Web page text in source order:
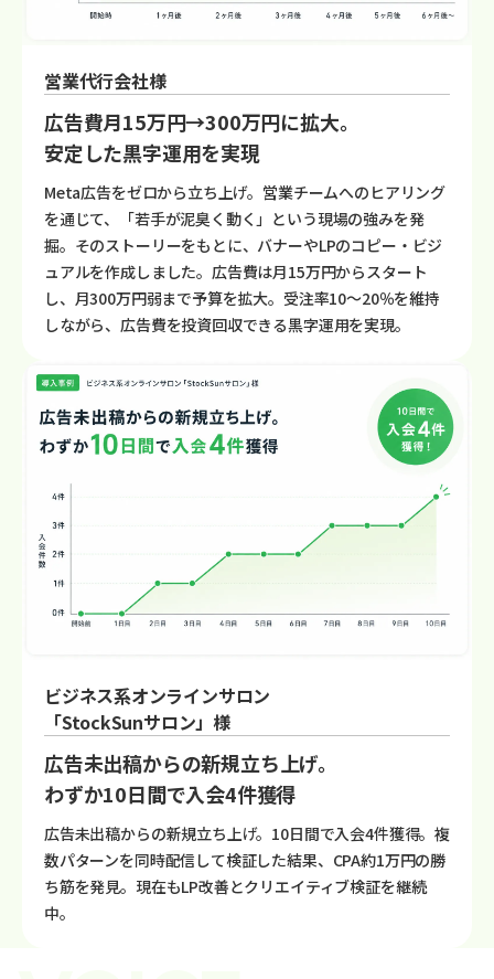
営業代行会社様
広告費月15万円→300万円に拡大。
安定した黒字運用を実現
Meta広告をゼロから立ち上げ。営業チームへのヒアリング
を通じて、「若手が泥臭く動く」という現場の強みを発
掘。そのストーリーをもとに、バナーやLPのコピー・ビジ
ュアルを作成しました。広告費は月15万円からスタート
し、月300万円弱まで予算を拡大。受注率10〜20％を維持
しながら、広告費を投資回収できる黒字運用を実現。
ビジネス系オンラインサロン
「StockSunサロン」様
広告未出稿からの新規立ち上げ。
わずか10日間で入会4件獲得
広告未出稿からの新規立ち上げ。10日間で入会4件獲得。複
数パターンを同時配信して検証した結果、CPA約1万円の勝
ち筋を発見。現在もLP改善とクリエイティブ検証を継続
中。